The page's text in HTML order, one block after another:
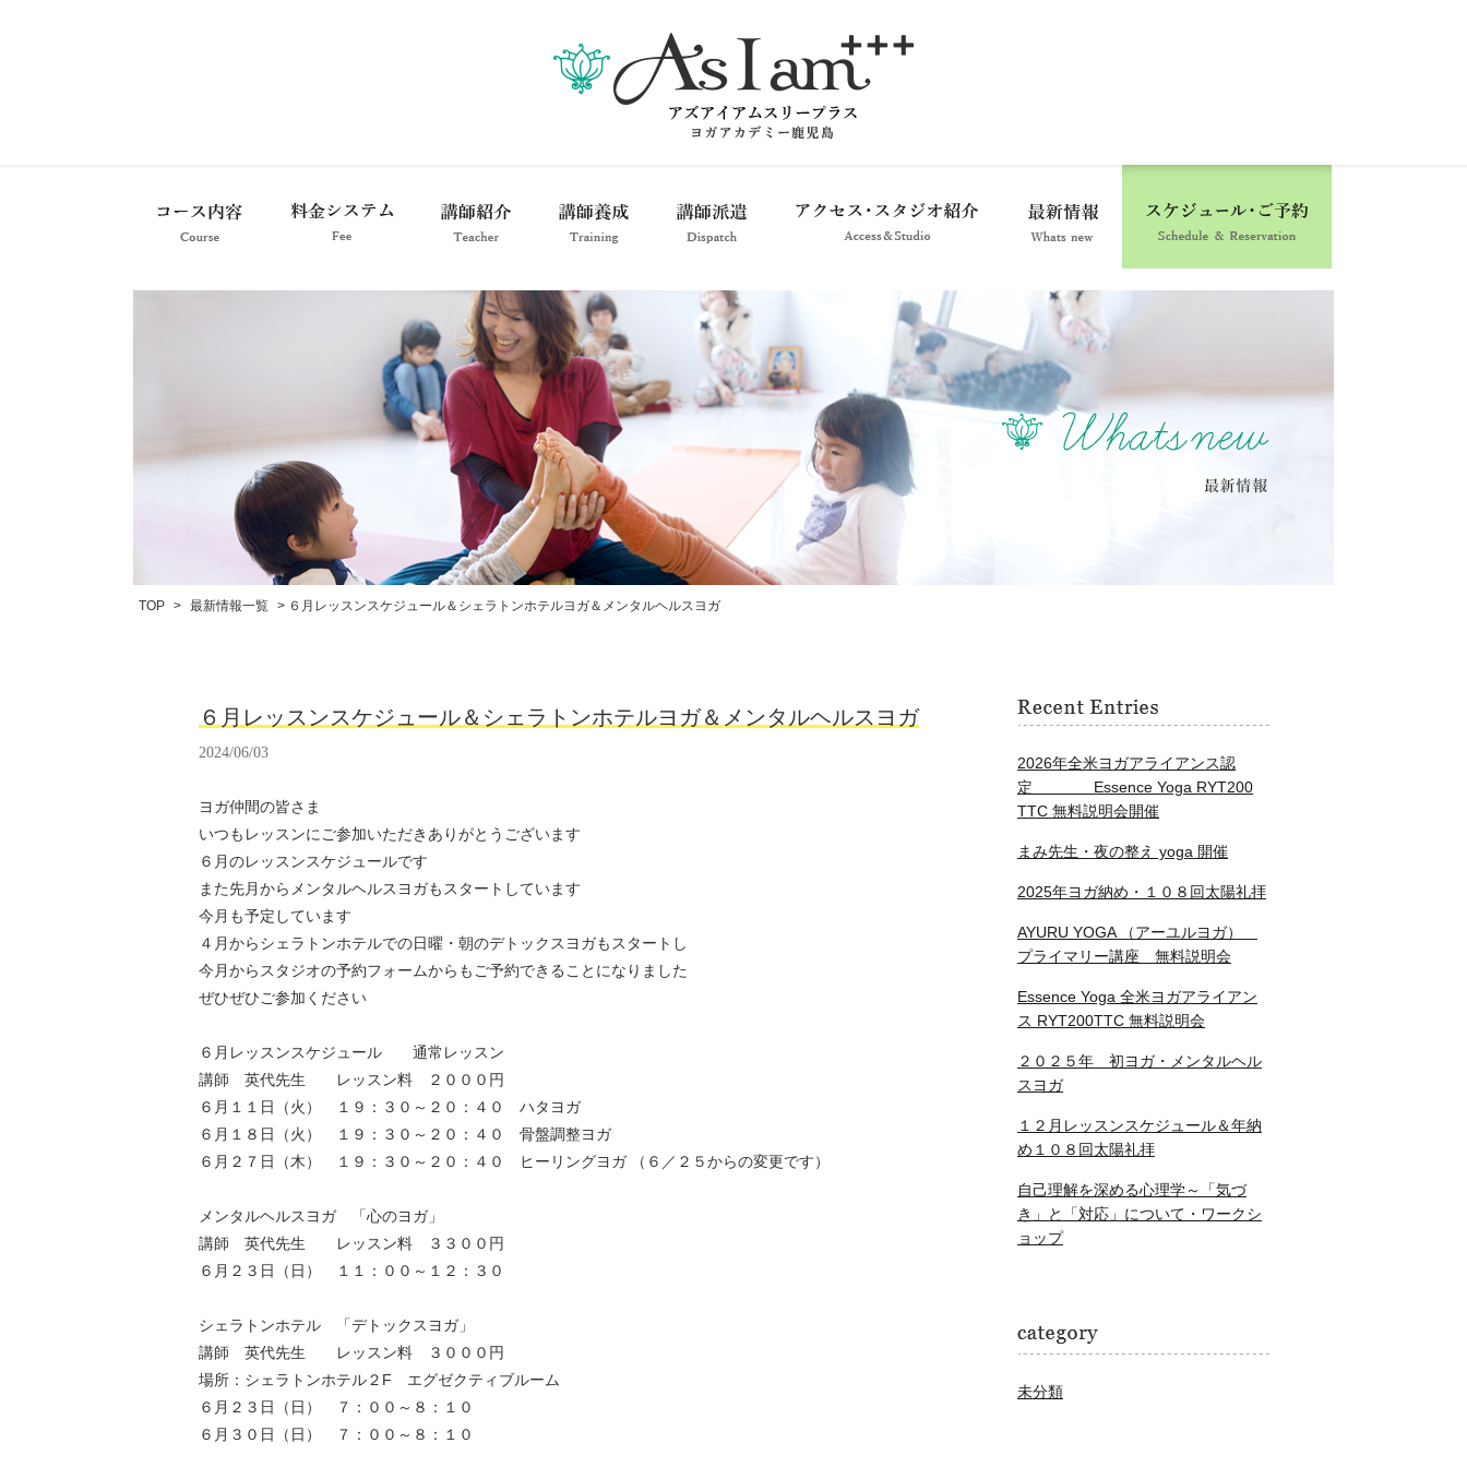
TOP > 最新情報一覧 > ６月レッスンスケジュール＆シェラトンホテルヨガ＆メンタルヘルスヨガ
６月レッスンスケジュール＆シェラトンホテルヨガ＆メンタルヘルスヨガ
2024/06/03
ヨガ仲間の皆さま
いつもレッスンにご参加いただきありがとうございます
６月のレッスンスケジュールです
また先月からメンタルヘルスヨガもスタートしています
今月も予定しています
４月からシェラトンホテルでの日曜・朝のデトックスヨガもスタートし
今月からスタジオの予約フォームからもご予約できることになりました
ぜひぜひご参加ください
６月レッスンスケジュール 通常レッスン
講師 英代先生 レッスン料 ２０００円
６月１１日（火） １９：３０～２０：４０ ハタヨガ
６月１８日（火） １９：３０～２０：４０ 骨盤調整ヨガ
６月２７日（木） １９：３０～２０：４０ ヒーリングヨガ （６／２５からの変更です）
メンタルヘルスヨガ 「心のヨガ」
講師 英代先生 レッスン料 ３３００円
６月２３日（日） １１：００～１２：３０
シェラトンホテル 「デトックスヨガ」
講師 英代先生 レッスン料 ３０００円
場所：シェラトンホテル２F エグゼクティブルーム
６月２３日（日） ７：００～８：１０
６月３０日（日） ７：００～８：１０
2026年全米ヨガアライアンス認
定 Essence Yoga RYT200
TTC 無料説明会開催
まみ先生・夜の整え yoga 開催
2025年ヨガ納め・１０８回太陽礼拝
AYURU YOGA （アーユルヨガ）
プライマリー講座 無料説明会
Essence Yoga 全米ヨガアライアン
ス RYT200TTC 無料説明会
２０２５年 初ヨガ・メンタルヘル
スヨガ
１２月レッスンスケジュール＆年納
め１０８回太陽礼拝
自己理解を深める心理学～「気づ
き」と「対応」について・ワークシ
ョップ
未分類